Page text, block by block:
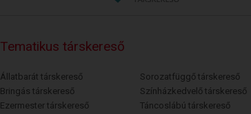
Tematikus társkereső
Állatbarát társkereső
Bringás társkereső
Ezermester társkereső
Sorozatfüggő társkereső
Színházkedvelő társkereső
Táncoslábú társkereső